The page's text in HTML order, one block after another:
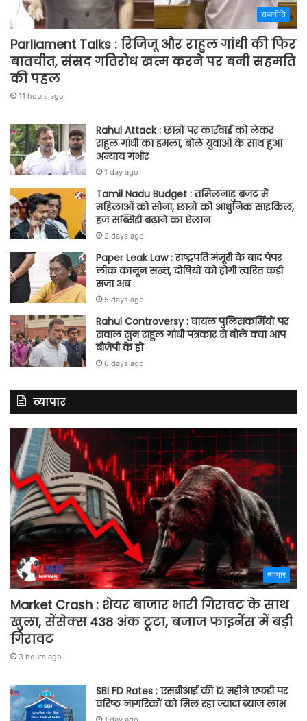
राजनीति
Parliament Talks : रिजिजू और राहुल गांधी की फिर
बातचीत, संसद गतिरोध खत्म करने पर बनी सहमति
की पहल
11 hours ago
Rahul Attack : छात्रों पर कार्रवाई को लेकर
राहुल गांधी का हमला, बोले युवाओं के साथ हुआ
अन्याय गंभीर
1 day ago
Tamil Nadu Budget : तमिलनाडु बजट में
महिलाओं को सोना, छात्रों को आधुनिक साइकिल,
हज सब्सिडी बढ़ाने का ऐलान
2 days ago
Paper Leak Law : राष्ट्रपति मंजूरी के बाद पेपर
लीक कानून सख्त, दोषियों को होगी त्वरित कड़ी
सजा अब
5 days ago
Rahul Controversy : घायल पुलिसकर्मियों पर
सवाल सुन राहुल गांधी पत्रकार से बोले क्या आप
बीजेपी के हो
6 days ago
व्यापार
व्यापार
Market Crash : शेयर बाजार भारी गिरावट के साथ
खुला, सेंसेक्स 438 अंक टूटा, बजाज फाइनेंस में बड़ी
गिरावट
3 hours ago
SBI FD Rates : एसबीआई की 12 महीने एफडी पर
वरिष्ठ नागरिकों को मिल रहा ज्यादा ब्याज लाभ